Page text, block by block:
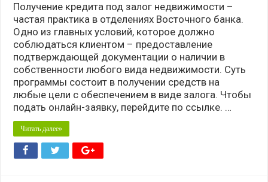
Получение кредита под залог недвижимости –
частая практика в отделениях Восточного банка.
Одно из главных условий, которое должно
соблюдаться клиентом – предоставление
подтверждающей документации о наличии в
собственности любого вида недвижимости. Суть
программы состоит в получении средств на
любые цели с обеспечением в виде залога. Чтобы
подать онлайн-заявку, перейдите по ссылке. …
Читать далее»